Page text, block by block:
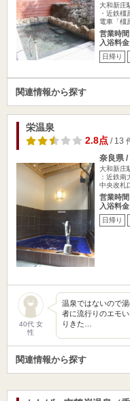
大和新庄
・近鉄
電車「橿
営業時
入浴料
日帰り
関連情報から探す
栄温泉
2.8点/ 13
奈良県 /
大和新庄
：近鉄南
中央改札
営業時
入浴料
日帰り
40代 女
性
温泉ではないので
者に流行りのエモ
りきた…
関連情報から探す